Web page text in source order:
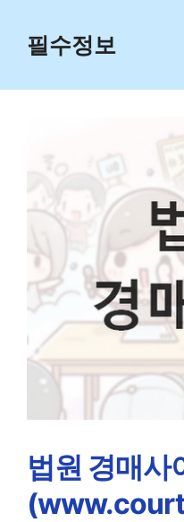
content
필수정보
법원 경매사